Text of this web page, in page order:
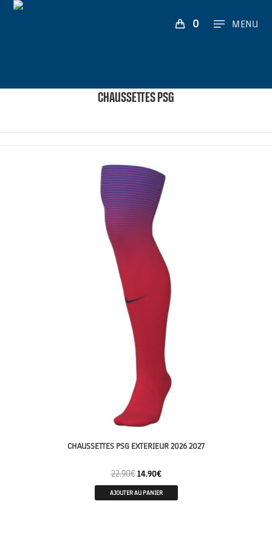
0 MENU
CHAUSSETTES PSG
CHAUSSETTES PSG EXTERIEUR 2026 2027
22.90€ 14.90€
AJOUTER AU PANIER